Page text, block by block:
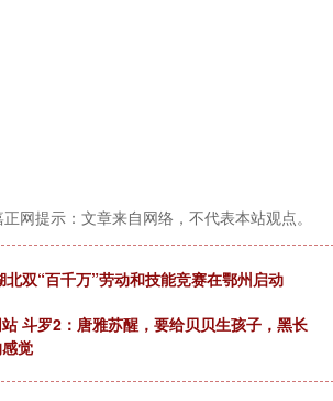
正网提示：文章来自网络，不代表本站观点。
北双“百千万”劳动和技能竞赛在鄂州启动
斗罗2：唐雅苏醒，要给贝贝生孩子，黑长
觉